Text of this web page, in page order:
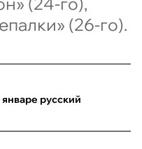
(26-го).
русский